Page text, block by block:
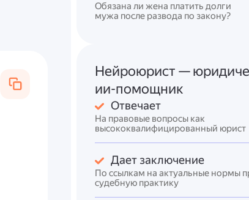
Обязана ли жена платить долги
мужа после развода по закону?
Нейроюрист —
ии-помощник
Отвечает
На правовые вопросы как
высококвалифицированный юрист
Дает заключение
По ссылкам на актуальные нормы
судебную практику